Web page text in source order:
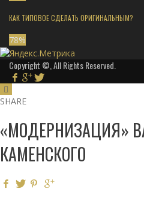
КАК ТИПОВОЕ СДЕЛАТЬ ОРИГИНАЛЬНЫМ?
78%
Copyright ©, All Rights Reserved.
SHARE
«МОДЕРНИЗАЦИЯ»
КАМЕНСКОГО